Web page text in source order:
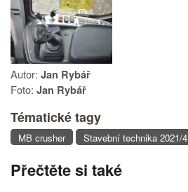
Autor: Jan Rybář
Foto: Jan Rybář
Tématické tagy
MB crusher Stavební technika 2021/4
Přečtěte si také